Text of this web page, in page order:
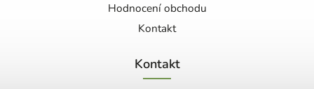
Hodnocení obchodu
Kontakt
Kontakt